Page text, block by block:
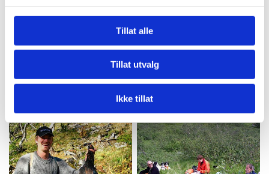
Tillat alle
Tillat utvalg
Ikke tillat